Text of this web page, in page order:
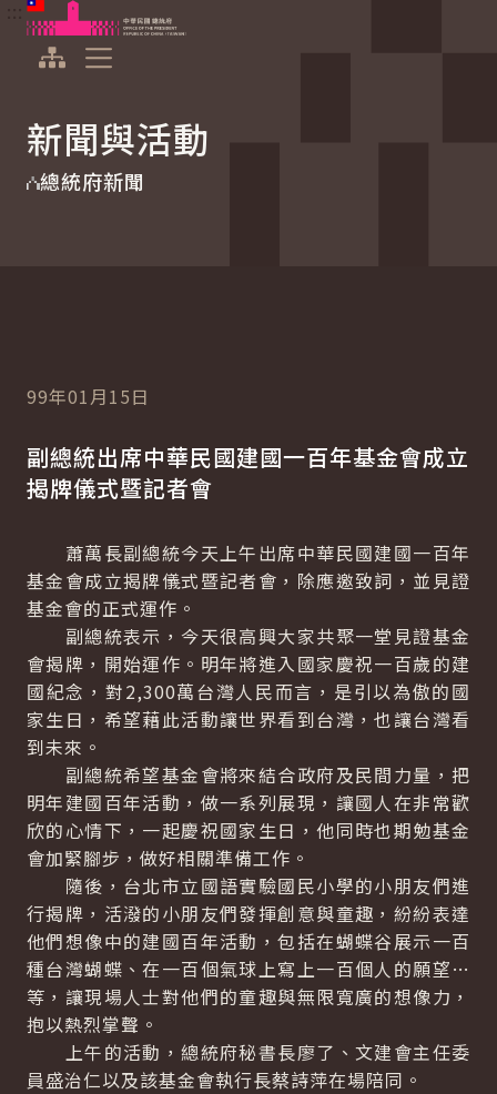
跳到主要內容
中華民國總統府
新聞與活動
總統府新聞
99年01月15日
副總統出席中華民國建國一百年基金會成立
揭牌儀式暨記者會
蕭萬長副總統今天上午出席中華民國建國一百年
基金會成立揭牌儀式暨記者會，除應邀致詞，並見證
基金會的正式運作。
副總統表示，今天很高興大家共聚一堂見證基金
會揭牌，開始運作。明年將進入國家慶祝一百歲的建
國紀念，對2,300萬台灣人民而言，是引以為傲的國
家生日，希望藉此活動讓世界看到台灣，也讓台灣看
到未來。
副總統希望基金會將來結合政府及民間力量，把
明年建國百年活動，做一系列展現，讓國人在非常歡
欣的心情下，一起慶祝國家生日，他同時也期勉基金
會加緊腳步，做好相關準備工作。
隨後，台北市立國語實驗國民小學的小朋友們進
行揭牌，活潑的小朋友們發揮創意與童趣，紛紛表達
他們想像中的建國百年活動，包括在蝴蝶谷展示一百
種台灣蝴蝶、在一百個氣球上寫上一百個人的願望…
等，讓現場人士對他們的童趣與無限寬廣的想像力，
抱以熱烈掌聲。
上午的活動，總統府秘書長廖了、文建會主任委
員盛治仁以及該基金會執行長蔡詩萍在場陪同。